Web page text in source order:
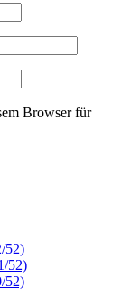
Browser für
52)
52)
52)